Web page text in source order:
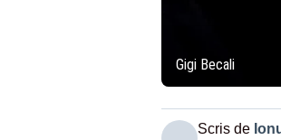
Gigi Becali
Scris de